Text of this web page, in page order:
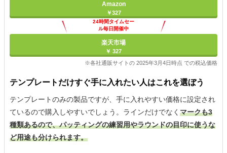
Amazon
￥327
24時間タイムセー
ル毎日開催中
楽天市場
￥ 327
※各社通販サイトの 2025年3月4日時点 での税込価格
テンプレートだけすぐ手に入れたい人はこれを選ぼう
テンプレートのみの製品ですが、手に入れやすい価格に設定され
ているので購入しやすいでしょう。ラインだけでなく マークも3
種類あるので、パッティングの練習用やラウンドの目印に使うな
ど用途も分けられます。